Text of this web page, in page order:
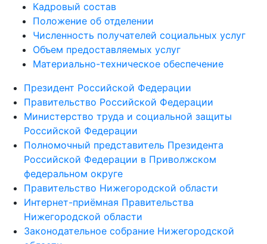
Кадровый состав
Положение об отделении
Численность получателей социальных услуг
Объем предоставляемых услуг
Материально-техническое обеспечение
Президент Российской Федерации
Правительство Российской Федерации
Министерство труда и социальной защиты
Российской Федерации
Полномочный представитель Президента
Российской Федерации в Приволжском
федеральном округе
Правительство Нижегородской области
Интернет-приёмная Правительства
Нижегородской области
Законодательное собрание Нижегородской